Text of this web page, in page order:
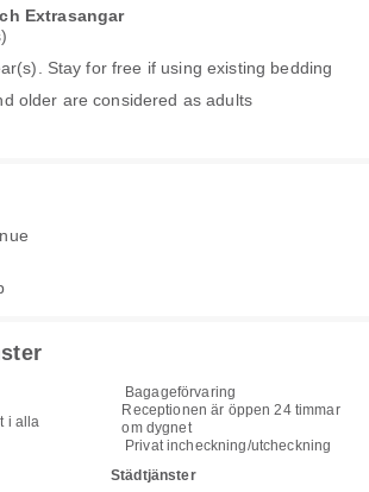
Extrasangar
Stay for free if using existing bedding
older are considered as adults
i alla
Bagageförvaring
Receptionen är öppen 24 timmar
om dygnet
Privat incheckning/utcheckning
Städtjänster